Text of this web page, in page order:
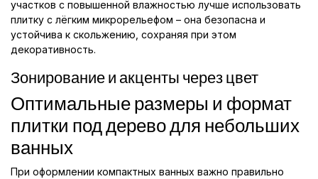
участков с повышенной влажностью лучше использовать
плитку с лёгким микрорельефом – она безопасна и
устойчива к скольжению, сохраняя при этом
декоративность.
Зонирование и акценты через цвет
Оптимальные размеры и формат
плитки под дерево для небольших
ванных
При оформлении компактных ванных важно правильно